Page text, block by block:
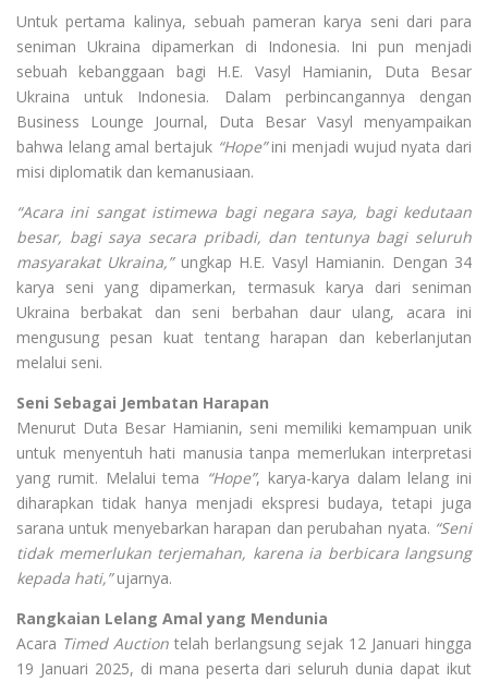
Untuk pertama kalinya, sebuah pameran karya seni dari para
seniman Ukraina dipamerkan di Indonesia. Ini pun menjadi
sebuah kebanggaan bagi H.E. Vasyl Hamianin, Duta Besar
Ukraina untuk Indonesia. Dalam perbincangannya dengan
Business Lounge Journal, Duta Besar Vasyl menyampaikan
bahwa lelang amal bertajuk “Hope”ini menjadi wujud nyata dari
misi diplomatik dan kemanusiaan.
“Acara ini sangat istimewa bagi negara saya, bagi kedutaan
besar, bagi saya secara pribadi, dan tentunya bagi seluruh
masyarakat Ukraina,”ungkap H.E. Vasyl Hamianin. Dengan 34
karya seni yang dipamerkan, termasuk karya dari seniman
Ukraina berbakat dan seni berbahan daur ulang, acara ini
mengusung pesan kuat tentang harapan dan keberlanjutan
melalui seni.
Seni Sebagai Jembatan Harapan
Menurut Duta Besar Hamianin, seni memiliki kemampuan unik
untuk menyentuh hati manusia tanpa memerlukan interpretasi
yang rumit. Melalui tema “Hope”, karya-karya dalam lelang ini
diharapkan tidak hanya menjadi ekspresi budaya, tetapi juga
sarana untuk menyebarkan harapan dan perubahan nyata. “Seni
tidak memerlukan terjemahan, karena ia berbicara langsung
kepada hati,”ujarnya.
Rangkaian Lelang Amal yang Mendunia
Acara Timed Auction telah berlangsung sejak 12 Januari hingga
19 Januari 2025, di mana peserta dari seluruh dunia dapat ikut